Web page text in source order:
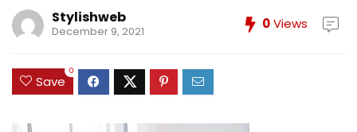
Stylishweb
December 9, 2021 0Views
Save
0